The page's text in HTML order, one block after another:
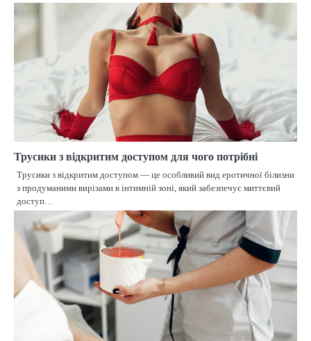
Трусики з відкритим доступом для чого потрібні
Трусики з відкритим доступом — це особливий вид еротичної білизни
з продуманими вирізами в інтимній зоні, який забезпечує миттєвий
доступ…